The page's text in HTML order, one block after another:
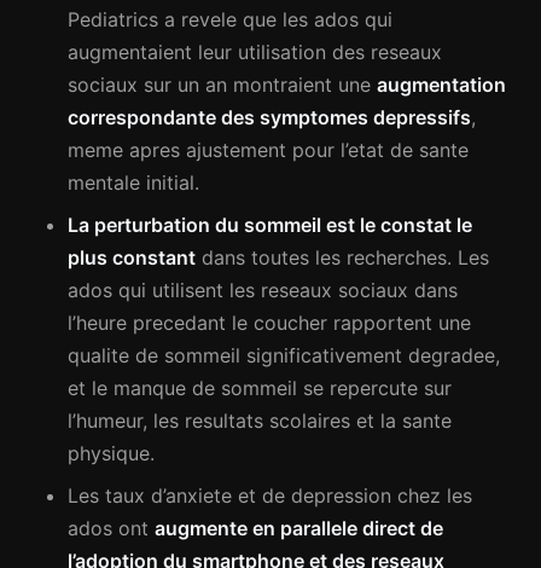
Pediatrics a revele que les ados qui
augmentaient leur utilisation des reseaux
sociaux sur un an montraient une augmentation
correspondante des symptomes depressifs,
meme apres ajustement pour l’etat de sante
mentale initial.
La perturbation du sommeil est le constat le
plus constant dans toutes les recherches. Les
ados qui utilisent les reseaux sociaux dans
l’heure precedant le coucher rapportent une
qualite de sommeil significativement degradee,
et le manque de sommeil se repercute sur
l’humeur, les resultats scolaires et la sante
physique.
Les taux d’anxiete et de depression chez les
ados ont augmente en parallele direct de
l’adoption du smartphone et des reseaux